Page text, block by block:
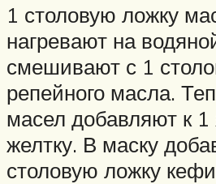
1 столовую ложку
нагревают на
смешивают с 1
репейного масла.
масел добавляют к
желтку. В маску
столовую ложку